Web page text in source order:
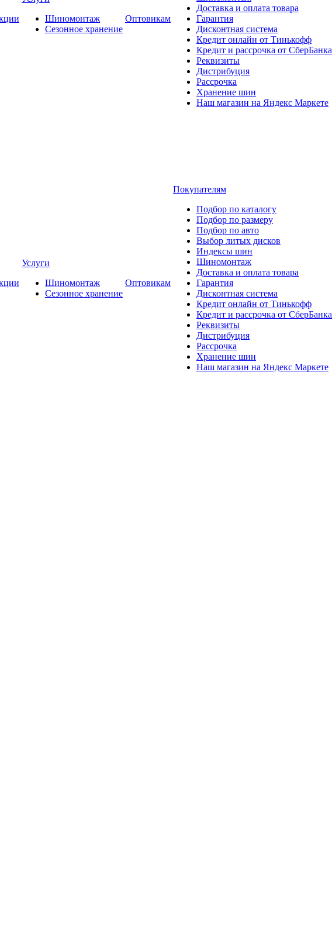
Шиномонтаж
Сезонное хранение
Оптовикам
Доставка и оплата товара
Гарантия
Дисконтная система
Кредит онлайн от Тинькофф
Кредит и рассрочка от СберБанка
Реквизиты
Дистрибуция
Рассрочка
Хранение шин
Наш магазин на Яндекс Маркете
Услуги
Шиномонтаж
Сезонное хранение
Оптовикам
Покупателям
Подбор по каталогу
Подбор по размеру
Подбор по авто
Выбор литых дисков
Индексы шин
Шиномонтаж
Доставка и оплата товара
Гарантия
Дисконтная система
Кредит онлайн от Тинькофф
Кредит и рассрочка от СберБанка
Реквизиты
Дистрибуция
Рассрочка
Хранение шин
Наш магазин на Яндекс Маркете